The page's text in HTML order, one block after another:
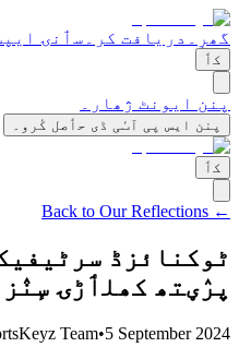
گھرٕ۔ دریافت کر۔ سٲنۍ
کٲ
پنن ایونٹ ژھار۔
پنن ایس پی آٮٔی ڈی حٲصل کٔرو۔
کٲ
← Back to Our Reflections
ٹوکنائزڈ
پرٛؠتھ کھلٲڑۍ
Team•5 September 2024